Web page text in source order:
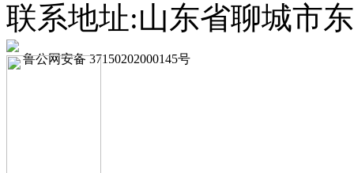
联系地址:山东省聊城市
鲁公网安备 37150202000145号